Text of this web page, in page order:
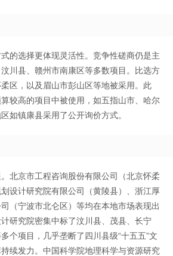
的选择更体现灵活性。竞争性磋商仍是主
川县、赣州市南康区等多数项目。比选方
区，以及眉山市彭山区等地被采用。此
较高的项目中被使用，如五指山市、哈尔
如镇康县采用了公开询价方式。
北京市工程咨询股份有限公司（北京怀柔
设计研究院有限公司（黄陵县）、浙江厚
（宁波市北仑区）等均在本地市场表现出
研究院密集中标了汶川县、茂县、长宁
个项目，几乎垄断了四川县级“十五五”文
续发力。中国科学院地理科学与资源研究